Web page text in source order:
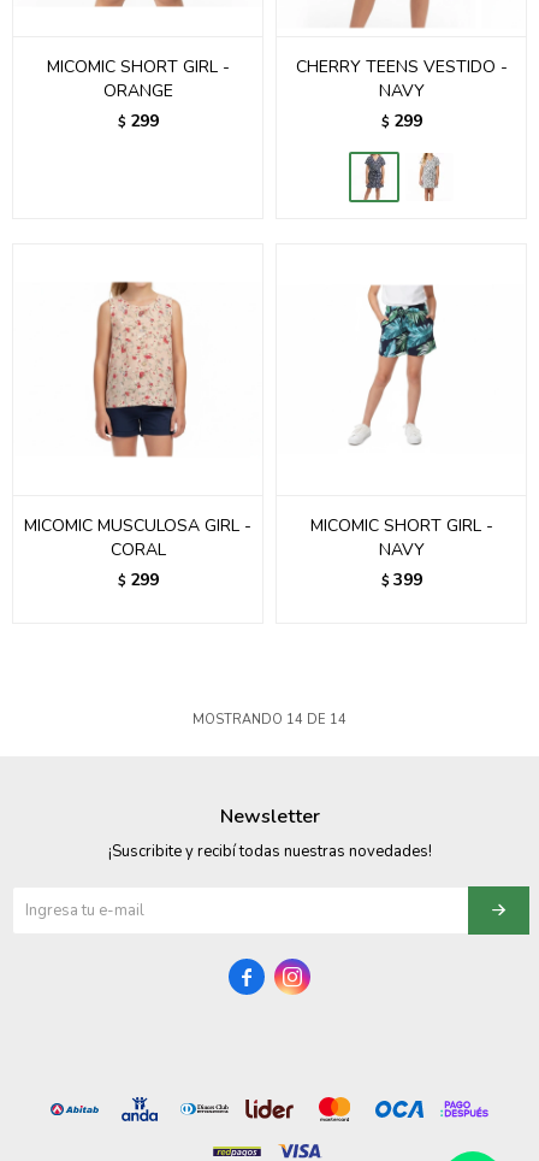
MICOMIC SHORT GIRL -
ORANGE
$ 299
CHERRY TEENS VESTIDO -
NAVY
$ 299
MICOMIC MUSCULOSA GIRL -
CORAL
$ 299
MICOMIC SHORT GIRL -
NAVY
$ 399
MOSTRANDO 14 DE 14
Newsletter
¡Suscribite y recibí todas nuestras novedades!
 